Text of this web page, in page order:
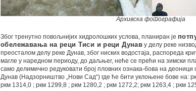
Архивска фотографија
Због тренутно повољнијих хидролошких услова, планиран је
обележавања на реци Тиси и реци Дунав у делу реке
преосталом делу реке Дунав, због ниских водостаја, распореда
магле у наредном периоду, до даљњег, неће се прећи на зимски
само делимично редуковати број пловних ознака-бова на
Дунав (Надзорништво „Нови Сад“) где ће бити уклоњене бове на:
ркм 1314,0 ; ркм 1299,8 ; ркм 1280,2 ; ркм 1272,2; ркм 1263,4 ; ркм